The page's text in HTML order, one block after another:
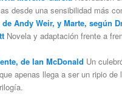
desde una sensibilidad más
Andy Weir, y Marte, según
Novela y adaptación frente a
de Ian McDonald Un
apenas llega a ser un ripio de